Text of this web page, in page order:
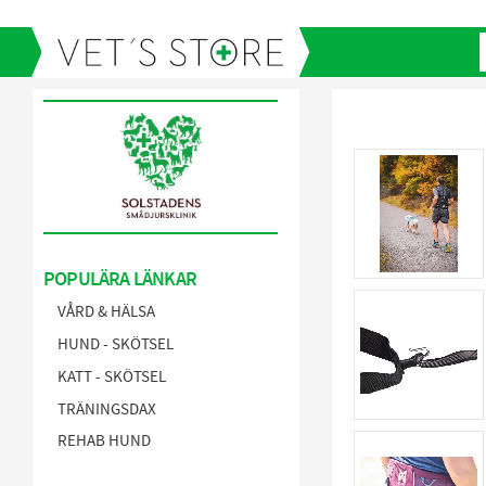
POPULÄRA LÄNKAR
VÅRD & HÄLSA
HUND - SKÖTSEL
KATT - SKÖTSEL
TRÄNINGSDAX
REHAB HUND